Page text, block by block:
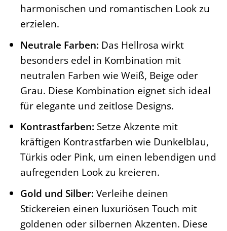
harmonischen und romantischen Look zu
erzielen.
Neutrale Farben: Das Hellrosa wirkt
besonders edel in Kombination mit
neutralen Farben wie Weiß, Beige oder
Grau. Diese Kombination eignet sich ideal
für elegante und zeitlose Designs.
Kontrastfarben: Setze Akzente mit
kräftigen Kontrastfarben wie Dunkelblau,
Türkis oder Pink, um einen lebendigen und
aufregenden Look zu kreieren.
Gold und Silber: Verleihe deinen
Stickereien einen luxuriösen Touch mit
goldenen oder silbernen Akzenten. Diese